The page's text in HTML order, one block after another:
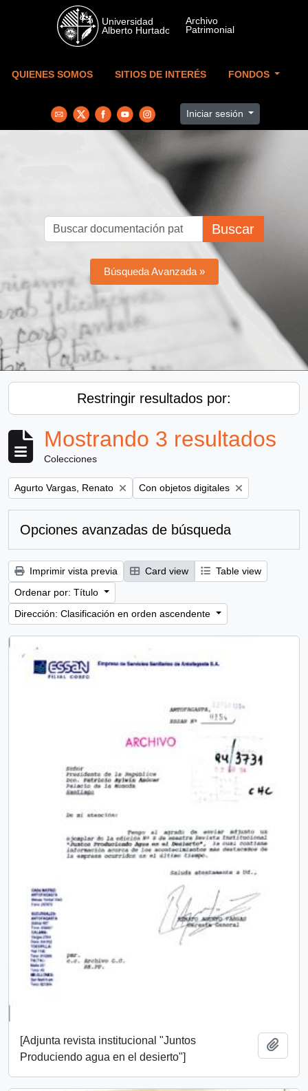
Skip to main content
QUIENES SOMOS SITIOS DE INTERÉS FONDOS
Iniciar sesión
Buscar
Búsqueda Avanzada »
Restringir resultados por:
Mostrando 3 resultados
Colecciones
Remove filter:
Agurto Vargas, Renato Remove filter:
Con objetos digitales
Opciones avanzadas de búsqueda
Imprimir vista previa Card view
Table view
Ordenar por: Título
Dirección: Clasificación en orden ascendente
[Adjunta revista institucional "Juntos
Produciendo agua en el desierto"]